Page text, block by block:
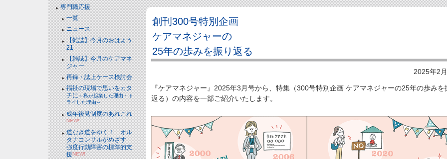
専門職応援
一覧
ニュース
【雑誌】今月のおはよう
21
【雑誌】今月のケアマネ
ジャー
再録・誌上ケース検討会
福祉の現場で思いをカタ
チに～私が起業した理由・ト
ライした理由～
成年後見制度のあれこれ
NEW!
道なき道をゆく！ オル
タナコンサルがめざす
強度行動障害の標準的支
援NEW!
創刊300号特別企画
ケアマネジャーの
25年の歩みを振り返る
2025年2
『ケアマネジャー』2025年3月号から、特集（300号特別企画 ケアマネジャーの25年の歩みを
返る）の内容を一部ご紹介いたします。